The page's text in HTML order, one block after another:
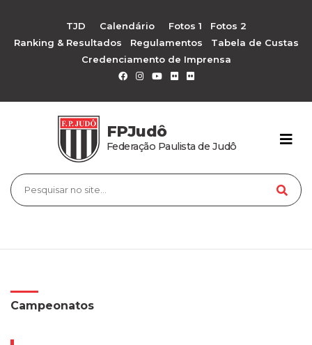
TJD Calendário Fotos 1
Fotos 2
Ranking & Resultados
Regulamentos
Tabela de Custas
Credenciamento de Imprensa
FPJudô
Federação Paulista de Judô
Campeonatos